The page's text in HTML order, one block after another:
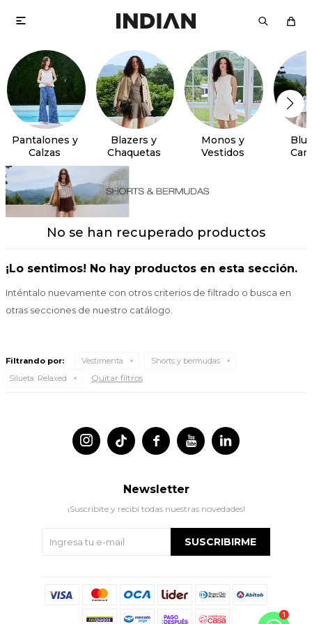

Pantalones y
Calzas
Blazers y
Chaquetas
Monos y
Vestidos
No se han recuperado productos
¡Lo sentimos! No hay productos en esta sección.
Inténtalo nuevamente con otros criterios de filtrado o busca en
otras secciones de nuestro catálogo.
Filtrando por: Vestimenta
Shorts y bermudas
Silueta: Relaxed Quitar filtros
 
 
Newsletter
¡Suscribite y recibí todas nuestras novedades!
SUSCRIBIRME